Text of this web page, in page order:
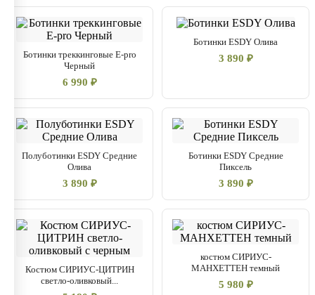
Ботинки треккинговые E-pro
Черный
6 990 ₽
Ботинки ESDY Олива
3 890 ₽
Полуботинки ESDY Средние
Олива
3 890 ₽
Ботинки ESDY Средние
Пиксель
3 890 ₽
Костюм СИРИУС-ЦИТРИН
светло-оливковый...
костюм СИРИУС-
МАНХЕТТЕН темный
5 980 ₽